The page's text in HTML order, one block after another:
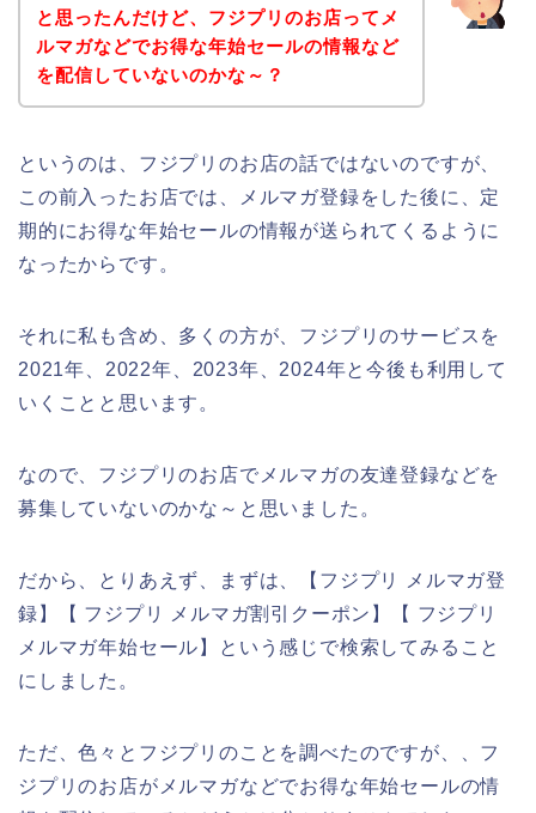
と思ったんだけど、フジプリのお店ってメ
ルマガなどでお得な年始セールの情報など
を配信していないのかな～？
というのは、フジプリのお店の話ではないのですが、
この前入ったお店では、メルマガ登録をした後に、定
期的にお得な年始セールの情報が送られてくるように
なったからです。
それに私も含め、多くの方が、フジプリのサービスを
2021年、2022年、2023年、2024年と今後も利用して
いくことと思います。
なので、フジプリのお店でメルマガの友達登録などを
募集していないのかな～と思いました。
だから、とりあえず、まずは、【フジプリ メルマガ登
録】【 フジプリ メルマガ割引クーポン】【 フジプリ
メルマガ年始セール】という感じで検索してみること
にしました。
ただ、色々とフジプリのことを調べたのですが、、フ
ジプリのお店がメルマガなどでお得な年始セールの情